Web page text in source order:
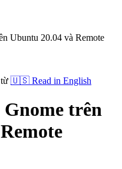
Ubuntu 20.04 và Remote
🇺🇸 Read in English
trên